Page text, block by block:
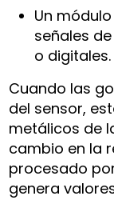
Un
señales
o digitales.
Cuando las
del sensor,
metálicos de
cambio en la
procesado
genera